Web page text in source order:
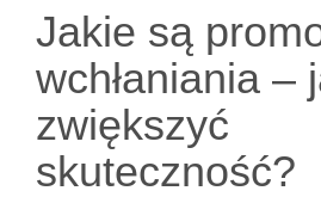
Jakie są
wchłaniania –
zwiększyć
skuteczność?